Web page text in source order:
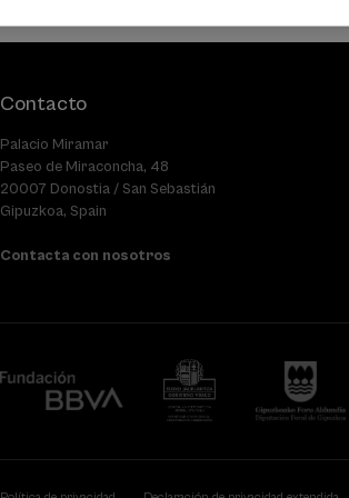
Contacto
Palacio Miramar
Paseo de Miraconcha, 48
20007 Donostia / San Sebastián
Gipuzkoa, Spain
Contacta con nosotros